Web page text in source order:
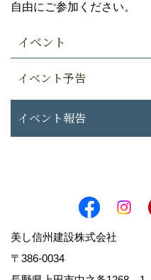
自由にご参加ください。
イベント
イベント予告
イベント報告
美し信州建設株式会社
〒386-0034